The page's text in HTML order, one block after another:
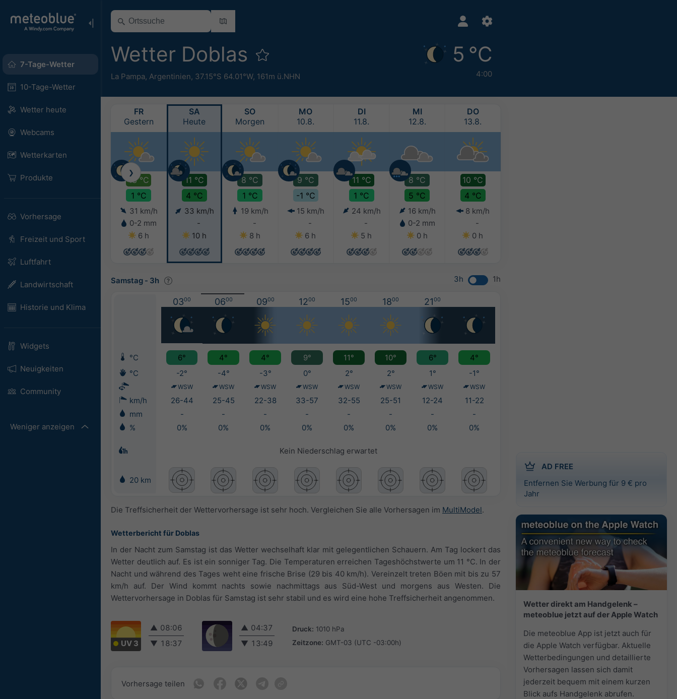
7-Tage-Wetter
10-Tage-Wetter
Wetter heute
Webcams
Wetterkarten
Produkte
Vorhersage
Freizeit und Sport
Luftfahrt
Landwirtschaft
Historie und Klima
Widgets
Neuigkeiten
Community
Weniger anzeigen
Wetter Doblas
La Pampa, Argentinien, 37.15°S 64.01°W, 161m ü.NHN
5 °C
4:00
AD FREE
Entfernen Sie Werbung für 9 € pro
Jahr
Wetter direkt am Handgelenk –
meteoblue jetzt auf der Apple Watch
Die meteoblue App ist jetzt auch für
die Apple Watch verfügbar. Aktuelle
Wetterbedingungen und detaillierte
Vorhersagen lassen sich damit
jederzeit bequem mit einem kurzen
Blick aufs Handgelenk abrufen.
FR
Gestern
13 °C
1 °C
31 km/h
0-2 mm
6 h
SA
Heute
11 °C
4 °C
33 km/h
-
10 h
SO
Morgen
8 °C
1 °C
19 km/h
-
8 h
MO
10.8.
9 °C
-1 °C
15 km/h
-
6 h
DI
11.8.
11 °C
1 °C
24 km/h
-
5 h
MI
12.8.
8 °C
5 °C
16 km/h
0-2 mm
0 h
DO
13.8.
10 °C
4 °C
8 km/h
-
0 h
❯
Samstag - 3h 3h 1h
0300 0600 0900 1200 1500 1800 2100
°C 6° 4° 4° 9° 11° 10° 6°
4°
°C
-2° -4° -3° 0° 2° 2° 1° -1°
WSW WSW WSW WSW WSW WSW WSW WSW
km/h 26-44 25-45 22-38 33-57 32-55 25-51 12-24
11-22
mm
- - - - - - -
-
%
0% 0% 0% 0% 0% 0% 0% 0%
Kein Niederschlag erwartet
20 km
Die Treffsicherheit der Wettervorhersage ist sehr hoch. Vergleichen Sie alle Vorhersagen im MultiModel.
Wetterbericht für Doblas
In der Nacht zum Samstag ist das Wetter wechselhaft klar mit gelegentlichen Schauern. Am Tag lockert das
Wetter deutlich auf. Es ist ein sonniger Tag. Die Temperaturen erreichen Tageshöchstwerte um 11 °C. In der
Nacht und während des Tages weht eine frische Brise (29 bis 40 km/h). Vereinzelt treten Böen mit bis zu 57
km/h auf. Der Wind kommt nachts sowie nachmittags aus Süd-West und morgens aus Westen. Die
Wettervorhersage in Doblas für Samstag ist sehr stabil und es wird eine hohe Treffsicherheit angenommen.
UV 3
▲ 08:06
▼ 18:37
▲ 04:37
▼ 13:49
Druck: 1010 hPa
Zeitzone: GMT-03 (UTC -03:00h)
Vorhersage teilen